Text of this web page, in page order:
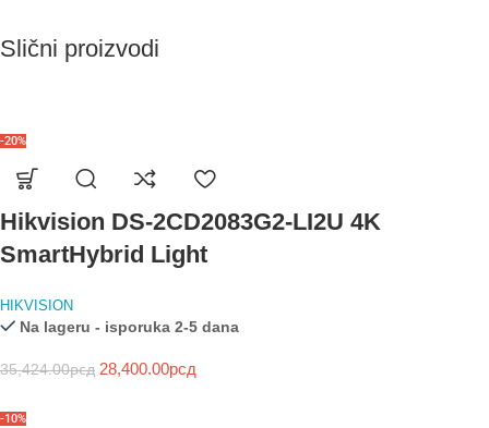
Slični proizvodi
-20%
Hikvision DS-2CD2083G2-LI2U 4K
SmartHybrid Light
HIKVISION
Na lageru - isporuka 2-5 dana
35,424.00рсд 28,400.00рсд
-10%